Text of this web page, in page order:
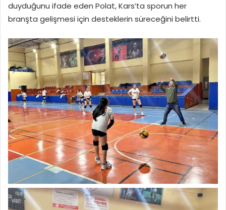
duyduğunu ifade eden Polat, Kars’ta sporun her
branşta gelişmesi için desteklerin süreceğini belirtti.